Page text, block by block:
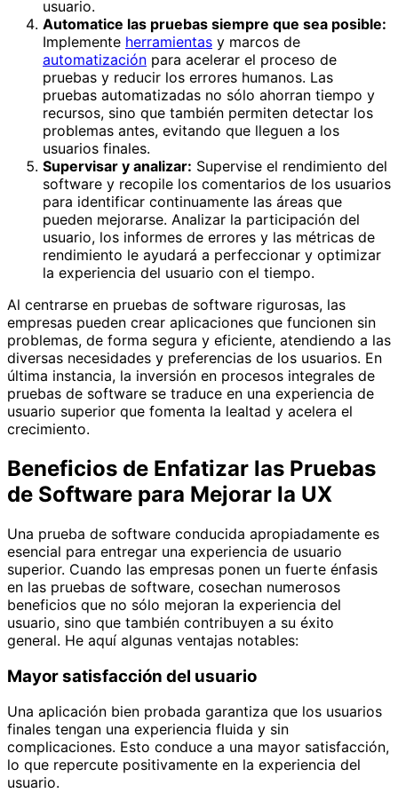
usuario.
Automatice las pruebas siempre que sea posible:
Implemente herramientas y marcos de
automatización para acelerar el proceso de
pruebas y reducir los errores humanos. Las
pruebas automatizadas no sólo ahorran tiempo y
recursos, sino que también permiten detectar los
problemas antes, evitando que lleguen a los
usuarios finales.
Supervisar y analizar: Supervise el rendimiento del
software y recopile los comentarios de los usuarios
para identificar continuamente las áreas que
pueden mejorarse. Analizar la participación del
usuario, los informes de errores y las métricas de
rendimiento le ayudará a perfeccionar y optimizar
la experiencia del usuario con el tiempo.
Al centrarse en pruebas de software rigurosas, las
empresas pueden crear aplicaciones que funcionen sin
problemas, de forma segura y eficiente, atendiendo a las
diversas necesidades y preferencias de los usuarios. En
última instancia, la inversión en procesos integrales de
pruebas de software se traduce en una experiencia de
usuario superior que fomenta la lealtad y acelera el
crecimiento.
Beneficios de Enfatizar las Pruebas
de Software para Mejorar la UX
Una prueba de software conducida apropiadamente es
esencial para entregar una experiencia de usuario
superior. Cuando las empresas ponen un fuerte énfasis
en las pruebas de software, cosechan numerosos
beneficios que no sólo mejoran la experiencia del
usuario, sino que también contribuyen a su éxito
general. He aquí algunas ventajas notables:
Mayor satisfacción del usuario
Una aplicación bien probada garantiza que los usuarios
finales tengan una experiencia fluida y sin
complicaciones. Esto conduce a una mayor satisfacción,
lo que repercute positivamente en la experiencia del
usuario.